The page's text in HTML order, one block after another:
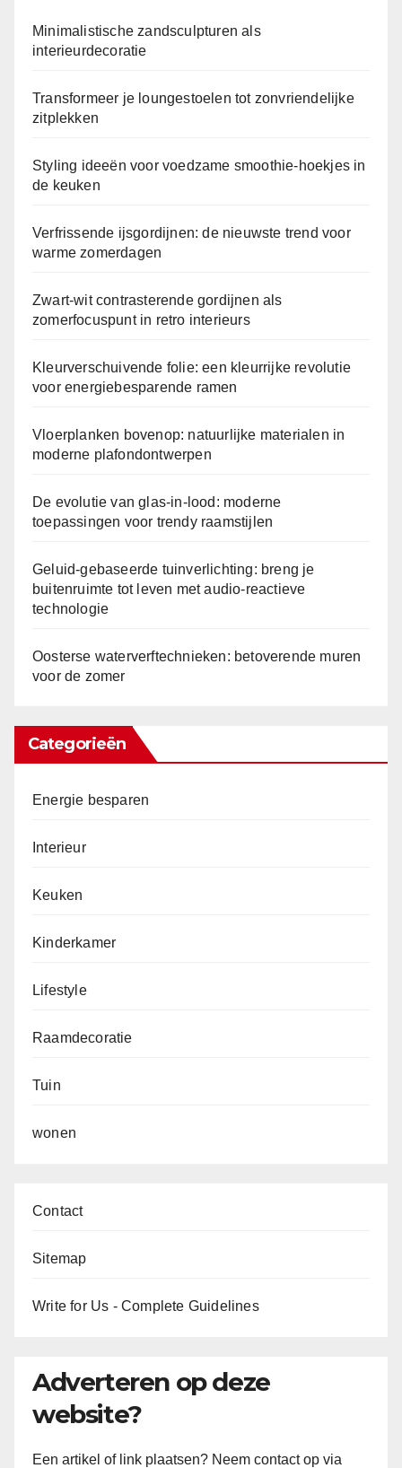
Minimalistische zandsculpturen als
interieurdecoratie
Transformeer je loungestoelen tot zonvriendelijke
zitplekken
Styling ideeën voor voedzame smoothie-hoekjes in
de keuken
Verfrissende ijsgordijnen: de nieuwste trend voor
warme zomerdagen
Zwart-wit contrasterende gordijnen als
zomerfocuspunt in retro interieurs
Kleurverschuivende folie: een kleurrijke revolutie
voor energiebesparende ramen
Vloerplanken bovenop: natuurlijke materialen in
moderne plafondontwerpen
De evolutie van glas-in-lood: moderne
toepassingen voor trendy raamstijlen
Geluid-gebaseerde tuinverlichting: breng je
buitenruimte tot leven met audio-reactieve
technologie
Oosterse waterverftechnieken: betoverende muren
voor de zomer
Categorieën
Energie besparen
Interieur
Keuken
Kinderkamer
Lifestyle
Raamdecoratie
Tuin
wonen
Contact
Sitemap
Write for Us - Complete Guidelines
Adverteren op deze
website?
Een artikel of link plaatsen? Neem contact op via